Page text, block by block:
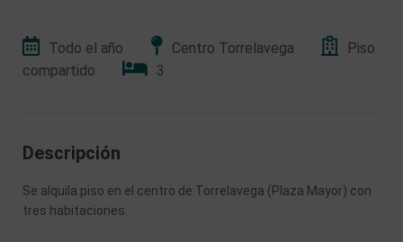
Todo el año Centro Torrelavega
Piso
compartido
3
Descripción
Se alquila piso en el centro de Torrelavega (Plaza Mayor) con
tres habitaciones.